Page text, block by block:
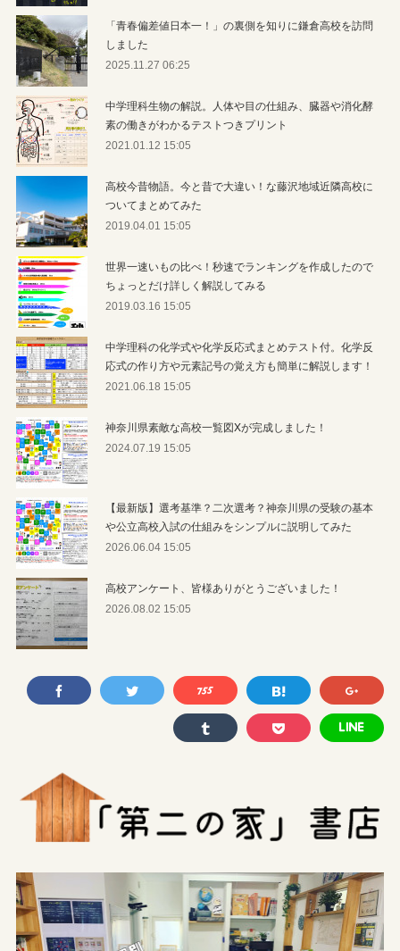
「青春偏差値日本一！」の裏側を知りに鎌倉高校を訪問
しました
2025.11.27 06:25
中学理科生物の解説。人体や目の仕組み、臓器や消化酵
素の働きがわかるテストつきプリント
2021.01.12 15:05
高校今昔物語。今と昔で大違い！な藤沢地域近隣高校に
ついてまとめてみた
2019.04.01 15:05
世界一速いもの比べ！秒速でランキングを作成したので
ちょっとだけ詳しく解説してみる
2019.03.16 15:05
中学理科の化学式や化学反応式まとめテスト付。化学反
応式の作り方や元素記号の覚え方も簡単に解説します！
2021.06.18 15:05
神奈川県素敵な高校一覧図Xが完成しました！
2024.07.19 15:05
【最新版】選考基準？二次選考？神奈川県の受験の基本
や公立高校入試の仕組みをシンプルに説明してみた
2026.06.04 15:05
高校アンケート、皆様ありがとうございました！
2026.08.02 15:05